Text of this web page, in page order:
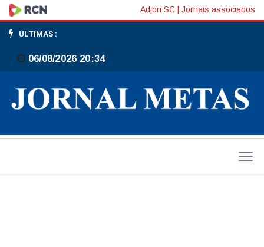
Audi
Q3
troca
de
geração
Adjori SC Jornais associados
ULTIMAS :
06/08/2026 20:34